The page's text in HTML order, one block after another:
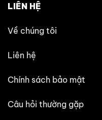
LIÊN HỆ
Về chúng tôi
Liên hệ
Chính sách bảo mật
Câu hỏi thường gặp